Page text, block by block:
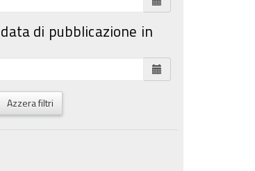
di pubblicazione in
Azzera filtri